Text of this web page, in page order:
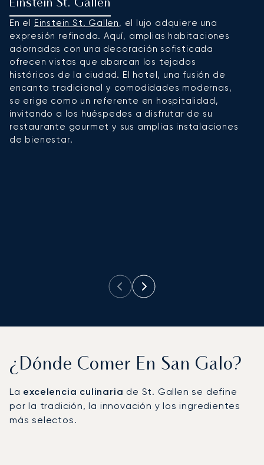
Einstein St. Gallen
En el Einstein St. Gallen, el lujo adquiere una
expresión refinada. Aquí, amplias habitaciones
adornadas con una decoración sofisticada
ofrecen vistas que abarcan los tejados
históricos de la ciudad. El hotel, una fusión de
encanto tradicional y comodidades modernas,
se erige como un referente en hospitalidad,
invitando a los huéspedes a disfrutar de su
restaurante gourmet y sus amplias instalaciones
de bienestar.
¿Dónde Comer En San Galo?
La excelencia culinaria de St. Gallen se define
por la tradición, la innovación y los ingredientes
más selectos.